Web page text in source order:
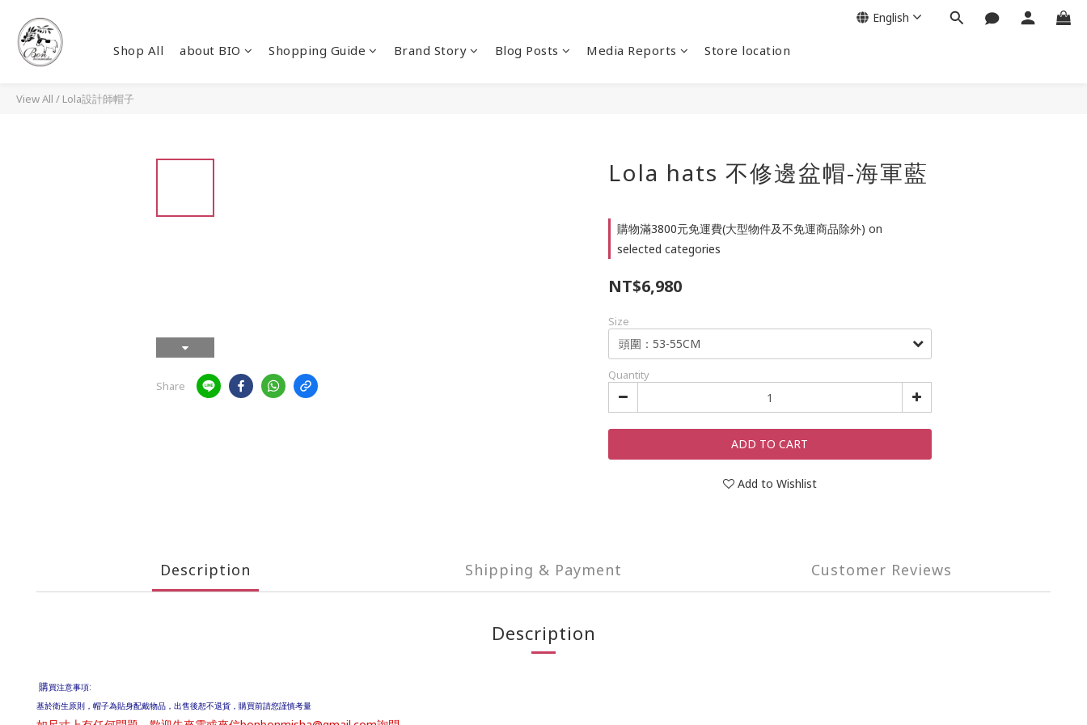
Shop All about BIO Shopping Guide Brand Story Blog Posts Media Reports Store location
English
View All / Lola設計師帽子
Share
Lola hats 不修邊盆帽-海軍藍
購物滿3800元免運費(大型物件及不免運商品除外) on
selected categories
NT$6,980
Size
Quantity
ADD TO CART
Add to Wishlist
Description Shipping & Payment Customer Reviews
Description
購買注意事項:
基於衛生原則，帽子為貼身配戴物品，出售後恕不退貨，購買前請您謹慎考量